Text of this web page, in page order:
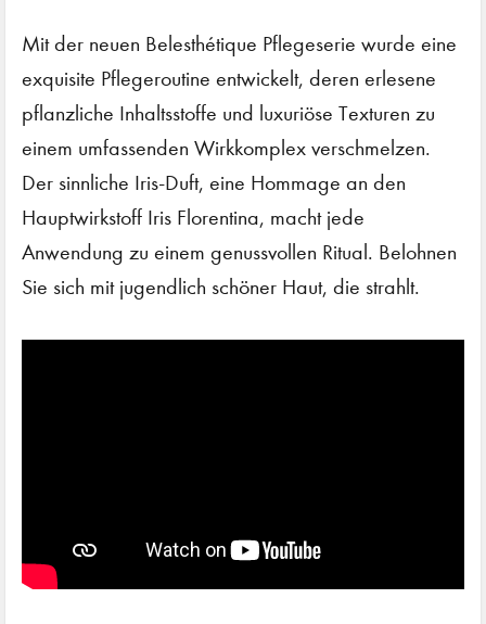
Mit der neuen Belesthétique Pflegeserie wurde eine
exquisite Pflegeroutine entwickelt, deren erlesene
pflanzliche Inhaltsstoffe und luxuriöse Texturen zu
einem umfassenden Wirkkomplex verschmelzen.
Der sinnliche Iris-Duft, eine Hommage an den
Hauptwirkstoff Iris Florentina, macht jede
Anwendung zu einem genussvollen Ritual. Belohnen
Sie sich mit jugendlich schöner Haut, die strahlt.